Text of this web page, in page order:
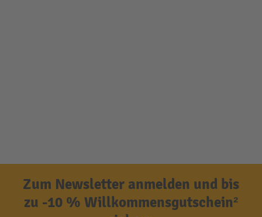
Zum Newsletter anmelden und bis
zu -10 % Willkommensgutschein²